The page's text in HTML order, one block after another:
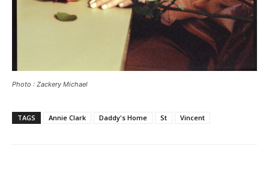
Photo : Zackery Michael
TAGS Annie Clark Daddy's Home St Vincent